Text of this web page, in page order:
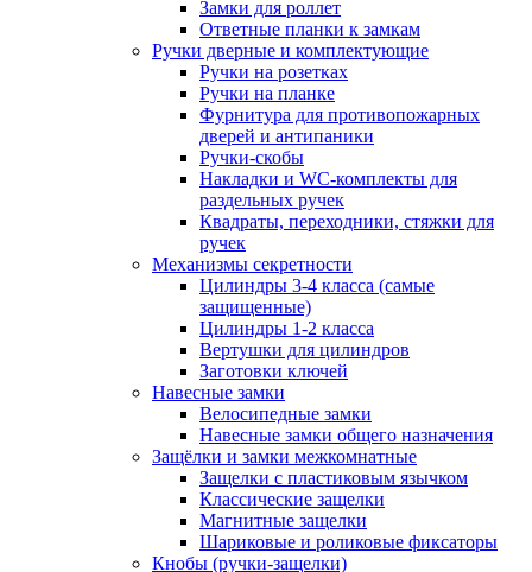
Замки для роллет
Ответные планки к замкам
Ручки дверные и комплектующие
Ручки на розетках
Ручки на планке
Фурнитура для противопожарных
дверей и антипаники
Ручки-скобы
Накладки и WC-комплекты для
раздельных ручек
Квадраты, переходники, стяжки для
ручек
Механизмы секретности
Цилиндры 3-4 класса (самые
защищенные)
Цилиндры 1-2 класса
Вертушки для цилиндров
Заготовки ключей
Навесные замки
Велосипедные замки
Навесные замки общего назначения
Защёлки и замки межкомнатные
Защелки с пластиковым язычком
Классические защелки
Магнитные защелки
Шариковые и роликовые фиксаторы
Кнобы (ручки-защелки)